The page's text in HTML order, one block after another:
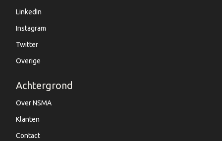
LinkedIn
Instagram
Twitter
Overige
Achtergrond
Over NSMA
Klanten
Contact